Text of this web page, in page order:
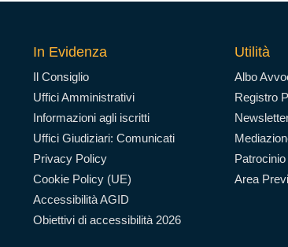
In Evidenza
Il Consiglio
Uffici Amministrativi
Informazioni agli iscritti
Uffici Giudiziari: Comunicati
Privacy Policy
Cookie Policy (UE)
Accessibilità AGID
Obiettivi di accessibilità 2026
Utilità
Albo
Registro
Area